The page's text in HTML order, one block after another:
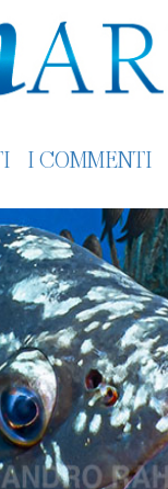
I COMMENTI